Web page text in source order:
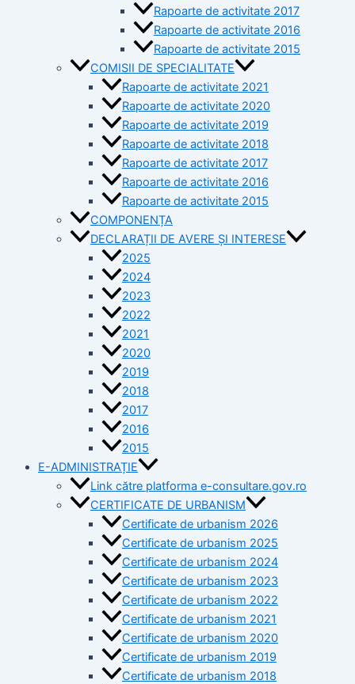
Rapoarte de activitate 2017
Rapoarte de activitate 2016
Rapoarte de activitate 2015
COMISII DE SPECIALITATE
Rapoarte de activitate 2021
Rapoarte de activitate 2020
Rapoarte de activitate 2019
Rapoarte de activitate 2018
Rapoarte de activitate 2017
Rapoarte de activitate 2016
Rapoarte de activitate 2015
COMPONENȚA
DECLARAȚII DE AVERE ȘI INTERESE
2025
2024
2023
2022
2021
2020
2019
2018
2017
2016
2015
E-ADMINISTRAȚIE
Link către platforma e-consultare.gov.ro
CERTIFICATE DE URBANISM
Certificate de urbanism 2026
Certificate de urbanism 2025
Certificate de urbanism 2024
Certificate de urbanism 2023
Certificate de urbanism 2022
Certificate de urbanism 2021
Certificate de urbanism 2020
Certificate de urbanism 2019
Certificate de urbanism 2018